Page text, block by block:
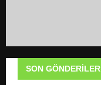
SON GÖNDERILER